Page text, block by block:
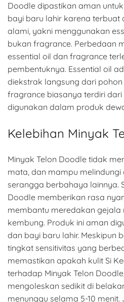
Doodle dipastikan aman
bayi baru lahir karena terbuat
alami, yakni menggunakan
bukan fragrance. Perbedaan
essential oil dan fragrance
pembentuknya. Essential oil
diekstrak langsung dari
fragrance biasanya terdiri
digunakan dalam produk
Kelebihan Minyak
Minyak Telon Doodle tidak
mata, dan mampu
serangga berbahaya lainnya.
Doodle memberikan rasa
membantu meredakan gejala
kembung. Produk ini aman
dan bayi baru lahir. Meskipun
tingkat sensitivitas yang
memastikan apakah kulit Si
terhadap Minyak Telon
mengoleskan sedikit di
menunggu selama 5-10